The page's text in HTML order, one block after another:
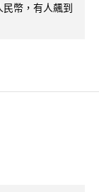
幣，有人飆到